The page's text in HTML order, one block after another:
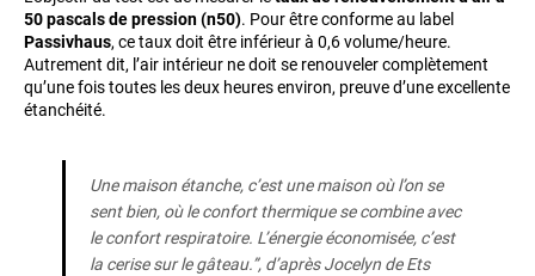
50 pascals de pression (n50). Pour être conforme au label
Passivhaus, ce taux doit être inférieur à 0,6 volume/heure.
Autrement dit, l’air intérieur ne doit se renouveler complètement
qu’une fois toutes les deux heures environ, preuve d’une excellente
étanchéité.
Une maison étanche, c’est une maison où l’on se
sent bien, où le confort thermique se combine avec
le confort respiratoire. L’énergie économisée, c’est
la cerise sur le gâteau.”, d’après Jocelyn de Ets